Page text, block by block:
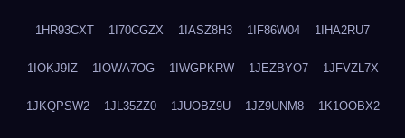
1HR93CXT 1I70CGZX 1IASZ8H3 1IF86W04 1IHA2RU7
1IOKJ9IZ 1IOWA7OG 1IWGPKRW 1JEZBYO7 1JFVZL7X
1JKQPSW2 1JL35ZZ0 1JUOBZ9U 1JZ9UNM8 1K1OOBX2